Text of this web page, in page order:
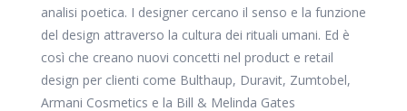
analisi poetica. I designer cercano il senso e la funzione
del design attraverso la cultura dei rituali umani. Ed è
così che creano nuovi concetti nel product e retail
design per clienti come Bulthaup, Duravit, Zumtobel,
Armani Cosmetics e la Bill & Melinda Gates